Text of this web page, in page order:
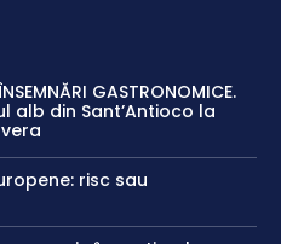
GASTRONOMICE.
alb din Sant’Antioco la
risc sau